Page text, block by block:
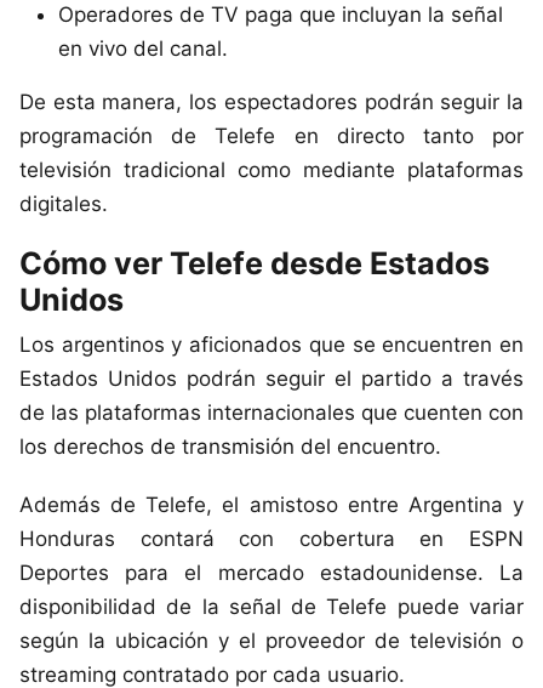
Operadores de TV paga que incluyan la señal
en vivo del canal.
De esta manera, los espectadores podrán seguir la
programación de Telefe en directo tanto por
televisión tradicional como mediante plataformas
digitales.
Cómo ver Telefe desde Estados
Unidos
Los argentinos y aficionados que se encuentren en
Estados Unidos podrán seguir el partido a través
de las plataformas internacionales que cuenten con
los derechos de transmisión del encuentro.
Además de Telefe, el amistoso entre Argentina y
Honduras contará con cobertura en ESPN
Deportes para el mercado estadounidense. La
disponibilidad de la señal de Telefe puede variar
según la ubicación y el proveedor de televisión o
streaming contratado por cada usuario.